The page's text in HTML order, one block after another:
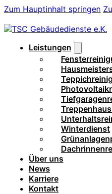
Zum Hauptinhalt springen
Leistungen
Winterdienst
Über uns
News
Karriere
Kontakt